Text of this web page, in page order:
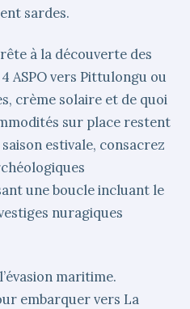
sardes.
à la découverte des
ASPO vers Pittulongu ou
crème solaire et de quoi
sur place restent
estivale, consacrez
une boucle incluant le
nuragiques
maritime.
embarquer vers La